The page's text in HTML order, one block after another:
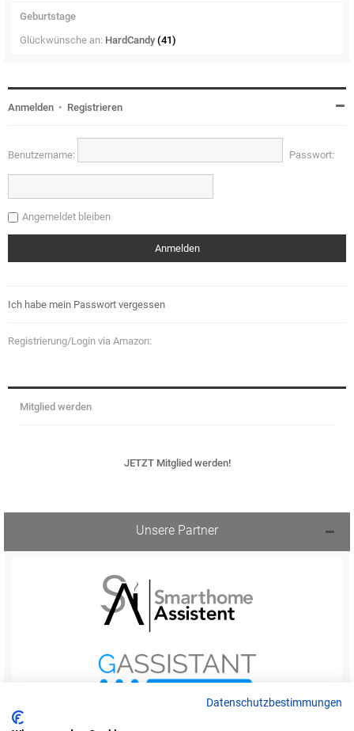
Geburtstage
Glückwünsche an: HardCandy (41)
Anmelden • Registrieren
Benutzername: Passwort:
Angemeldet bleiben
Ich habe mein Passwort vergessen
Registrierung/Login via Amazon:
Mitglied werden
JETZT Mitglied werden!
Unsere Partner
Datenschutzbestimmungen